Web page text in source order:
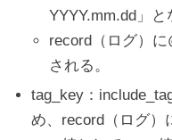
YYYY.mm.dd」と
record（ログ）
される。
tag_key：
め、record（ログ）